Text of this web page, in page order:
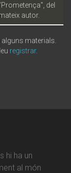
del
autor.
materials.
registrar.
hi ha un
al món